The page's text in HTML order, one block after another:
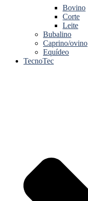
Bovino
Corte
Leite
Bubalino
Caprino/ovino
Equídeo
TecnoTec